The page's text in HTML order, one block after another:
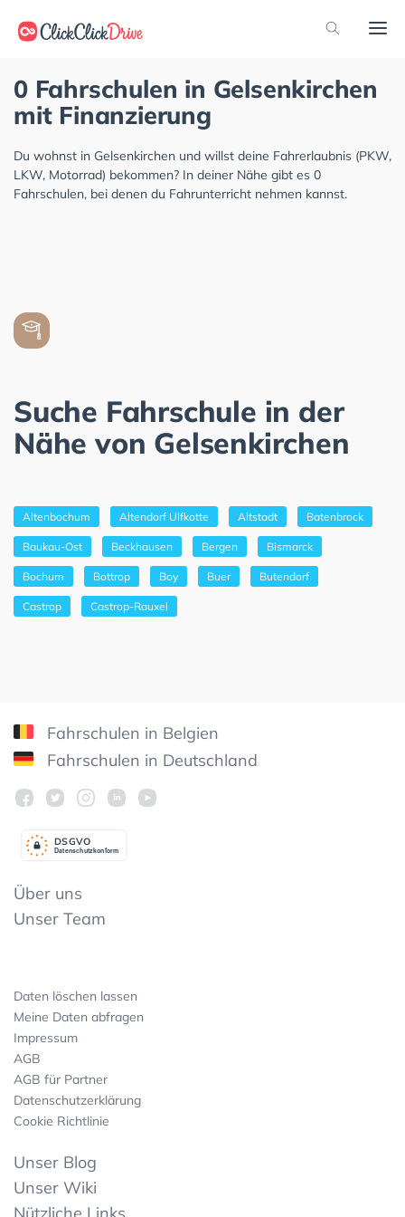
0 Fahrschulen in Gelsenkirchen
mit Finanzierung
Du wohnst in Gelsenkirchen und willst deine Fahrerlaubnis (PKW,
LKW, Motorrad) bekommen? In deiner Nähe gibt es 0
Fahrschulen, bei denen du Fahrunterricht nehmen kannst.
Suche Fahrschule in der
Nähe von Gelsenkirchen
Altenbochum Altendorf Ulfkotte Altstadt Batenbrock
Baukau-Ost Beckhausen Bergen Bismarck
Bochum Bottrop Boy Buer Butendorf
Castrop Castrop-Rauxel
Fahrschulen in Belgien
Fahrschulen in Deutschland
Datenschutzkonform
DSGVO
Über uns
Unser Team
Daten löschen lassen
Meine Daten abfragen
Impressum
AGB
AGB für Partner
Datenschutzerklärung
Cookie Richtlinie
Unser Blog
Unser Wiki